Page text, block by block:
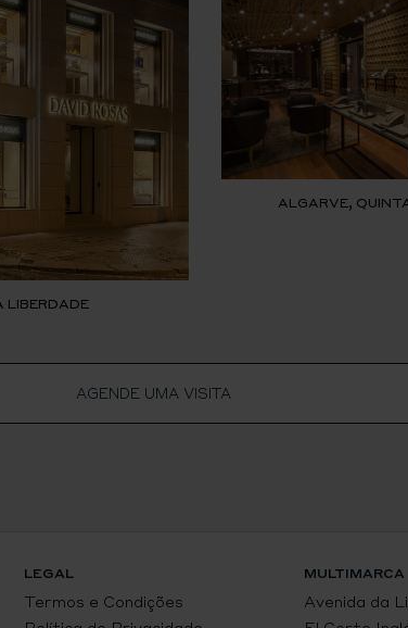
LIBERDADE
ALGARVE,
AGENDE UMA VISITA
LEGAL
Termos e Condições
MULTIMARCA
Avenida da